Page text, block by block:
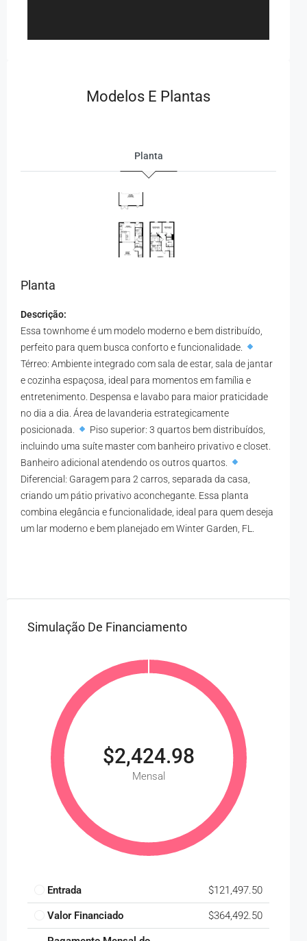
Modelos E Plantas
Planta
Planta
Descrição:
Essa townhome é um modelo moderno e bem distribuído,
perfeito para quem busca conforto e funcionalidade.
Térreo: Ambiente integrado com sala de estar, sala de jantar
e cozinha espaçosa, ideal para momentos em família e
entretenimento. Despensa e lavabo para maior praticidade
no dia a dia. Área de lavanderia estrategicamente
posicionada.
Piso superior: 3 quartos bem distribuídos,
incluindo uma suíte master com banheiro privativo e closet.
Banheiro adicional atendendo os outros quartos.
Diferencial: Garagem para 2 carros, separada da casa,
criando um pátio privativo aconchegante. Essa planta
combina elegância e funcionalidade, ideal para quem deseja
um lar moderno e bem planejado em Winter Garden, FL.
Simulação De Financiamento
$2,424.98
Mensal
Entrada $121,497.50
Valor Financiado $364,492.50